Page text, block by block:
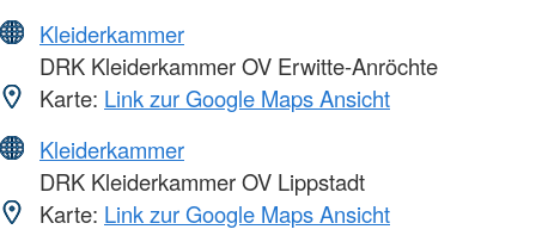
Kleiderkammer
DRK Kleiderkammer OV Erwitte-Anröchte
Karte: Link zur Google Maps Ansicht
Kleiderkammer
DRK Kleiderkammer OV Lippstadt
Karte: Link zur Google Maps Ansicht